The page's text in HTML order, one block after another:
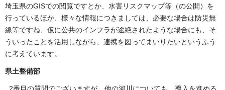
埼玉県のGISでの閲覧ですとか、水害リスクマップ等（の公開）を
行っているほか、様々な情報につきましては、必要な場合は防災無
線等ですね、仮に公共のインフラが途絶されたような場合にも、そ
ういったことを活用しながら、連携を図ってまいりたいというふう
に考えています。
県土整備部